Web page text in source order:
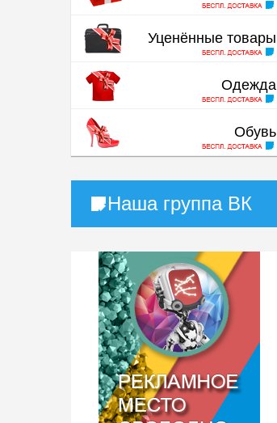
Уценённые товары
Одежда
Обувь
Наша группа ВК